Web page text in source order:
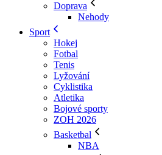
Doprava
Nehody
Sport
Hokej
Fotbal
Tenis
Lyžování
Cyklistika
Atletika
Bojové sporty
ZOH 2026
Basketbal
NBA